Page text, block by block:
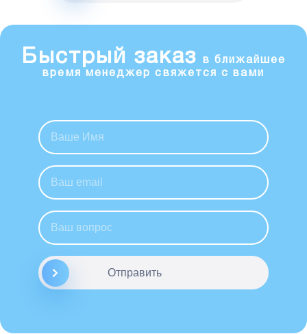
Быстрый заказ
в ближайшее
время менеджер свяжется с вами
Отправить